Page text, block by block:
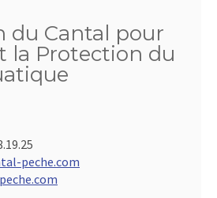
du Cantal pour
la Protection du
peche.com